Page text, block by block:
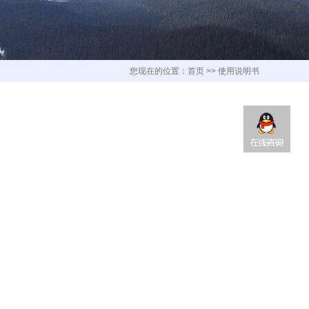
您现在的位置： 首页 >> 使用说明书